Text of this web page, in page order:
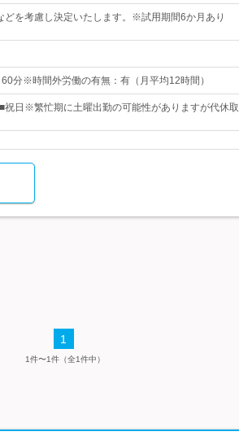
を考慮し決定いたします。※試用期間6か月あり
分※時間外労働の有無：有（月平均12時間）
祝日※繁忙期に土曜出勤の可能性がありますが代休取
1
1件〜1件（全1件中）